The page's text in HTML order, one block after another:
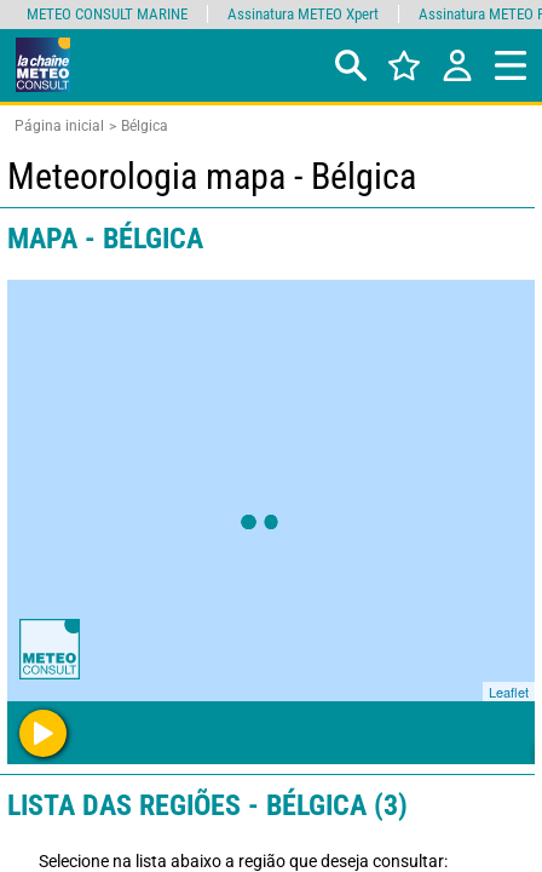
Página inicial Bélgica
Meteorologia mapa - Bélgica
MAPA - BÉLGICA
Leaflet
LISTA DAS REGIÕES - BÉLGICA (3)
Selecione na lista abaixo a região que deseja consultar:
METEO CONSULT MARINE Assinatura METEO Xpert Assinatura METEO